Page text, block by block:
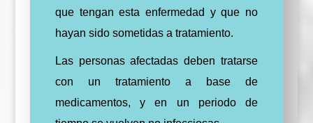
que tengan esta enfermedad y que no
hayan sido sometidas a tratamiento.
Las personas afectadas deben tratarse
con un tratamiento a base de
medicamentos, y en un periodo de